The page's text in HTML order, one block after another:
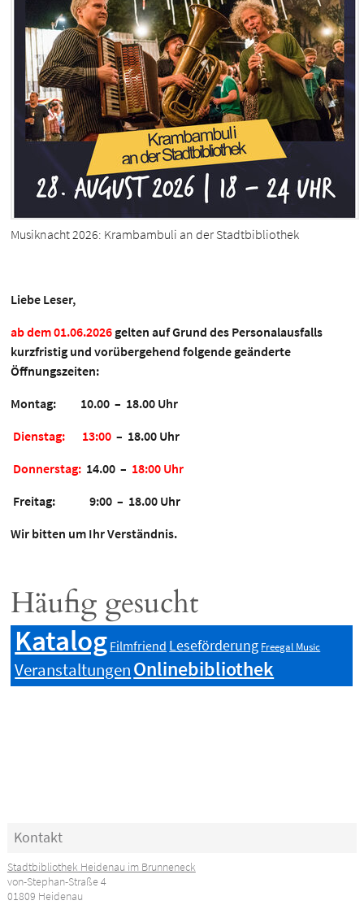
Musiknacht 2026: Krambambuli an der Stadtbibliothek
Liebe Leser,
ab dem 01.06.2026 gelten auf Grund des Personalausfalls
kurzfristig und vorübergehend folgende geänderte
Öffnungszeiten:
Montag: 10.00 – 18.00 Uhr
Dienstag:
13:00 – 18.00 Uhr
Donnerstag: 14.00 – 18:00 Uhr
Freitag: 9:00 – 18.00 Uhr
Wir bitten um Ihr Verständnis.
Häufig gesucht
Katalog Filmfriend Leseförderung Freegal Music
VeranstaltungenOnlinebibliothek
Kontakt
Stadtbibliothek Heidenau im Brunneneck
von-Stephan-Straße 4
01809 Heidenau